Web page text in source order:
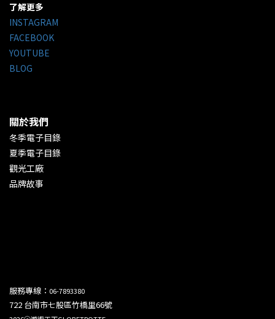
了解更多
INSTAGRAM
FACEBOOK
YOUTUBE
BLOG
關於我們
冬季電子目錄
夏季電子目錄
觀光工廠
品牌故事
服務專線： 06-7893380
722 台南市七股區竹橋里66號